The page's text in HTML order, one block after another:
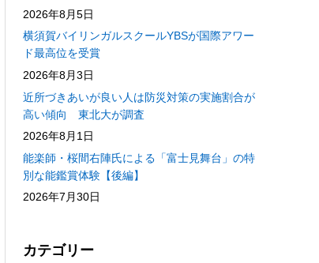
2026年8月5日
横須賀バイリンガルスクールYBSが国際アワー
ド最高位を受賞
2026年8月3日
近所づきあいが良い人は防災対策の実施割合が
高い傾向 東北大が調査
2026年8月1日
能楽師・桜間右陣氏による「富士見舞台」の特
別な能鑑賞体験【後編】
2026年7月30日
カテゴリー